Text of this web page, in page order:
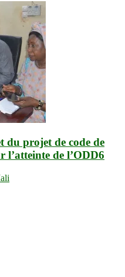
du projet de code de
l’atteinte de l’ODD6